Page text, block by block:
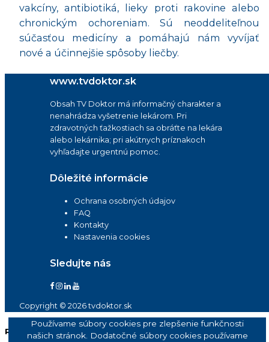
vakcíny, antibiotiká, lieky proti rakovine alebo
chronickým ochoreniam. Sú neoddeliteľnou
súčasťou medicíny a pomáhajú nám vyvíjať
nové a účinnejšie spôsoby liečby.
www.tvdoktor.sk
Obsah TV Doktor má informačný charakter a
nenahrádza vyšetrenie lekárom. Pri
zdravotných ťažkostiach sa obráťte na lekára
alebo lekárnika; pri akútnych príznakoch
vyhľadajte urgentnú pomoc.
Dôležité informácie
Ochrana osobných údajov
FAQ
Kontakty
Nastavenia cookies
Sledujte nás
Copyright © 2026 tvdoktor.sk
Reklama
Používame súbory cookies pre zlepšenie funkčnosti
našich stránok. Dodatočné súbory cookies používame